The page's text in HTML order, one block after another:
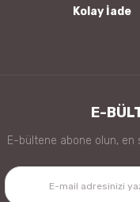
Kolay İade
E-
E-bültene abone olun, en